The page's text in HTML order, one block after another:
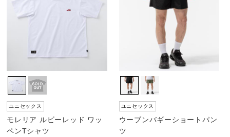
ユニセックス
モレリア ルビーレッド ワッ
ペンTシャツ
ユニセックス
ウーブンバギーショートパン
ツ